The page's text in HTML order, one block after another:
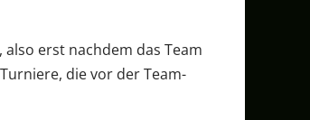
erst nachdem das Team
die vor der Team-